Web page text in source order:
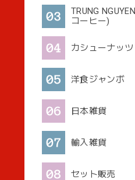
TRUNG
コーヒー)
カシューナッツ
洋食ジャンボ
日本雑貨
輸入雑貨
セット販売